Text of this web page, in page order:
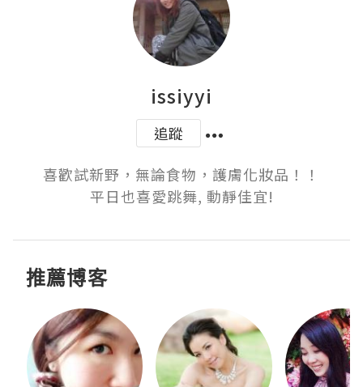
issiyyi
追蹤
喜歡試新野，無論食物，護膚化妝品！！
平日也喜愛跳舞, 動靜佳宜!
推薦博客